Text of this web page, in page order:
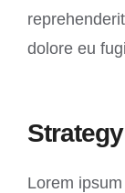
dolore eu
Strategy
Lorem